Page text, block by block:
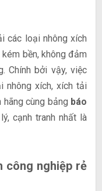
các loại nhông xích
bền, không đảm
Chính bởi vậy, việc
nhông xích, xích tải
cùng bảng báo
cạnh tranh nhất là
công nghiệp rẻ